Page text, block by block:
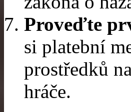
Proveďte
si platební
prostředků
hráče.